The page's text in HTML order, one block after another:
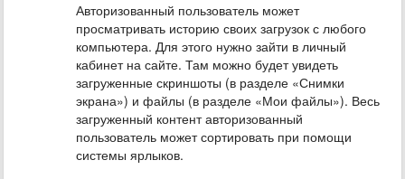
Авторизованный пользователь может
просматривать историю своих загрузок с любого
компьютера. Для этого нужно зайти в личный
кабинет на сайте. Там можно будет увидеть
загруженные скриншоты (в разделе «Снимки
экрана») и файлы (в разделе «Мои файлы»). Весь
загруженный контент авторизованный
пользователь может сортировать при помощи
системы ярлыков.